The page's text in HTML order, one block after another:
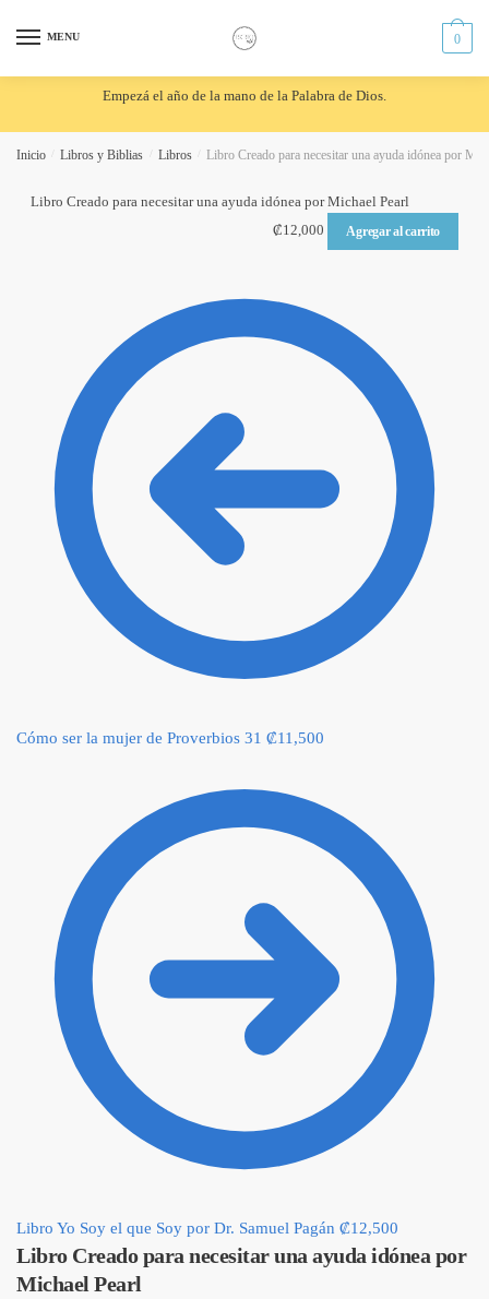
MENU 0
Empezá el año de la mano de la Palabra de Dios.
Inicio Libros y Biblias Libros Libro Creado para necesitar una ayuda idónea por
Libro Creado para necesitar una ayuda idónea por Michael Pearl
₡12,000 Agregar al carrito
Cómo ser la mujer de Proverbios 31 ₡11,500
Libro Yo Soy el que Soy por Dr. Samuel Pagán ₡12,500
Libro Creado para necesitar una ayuda idónea por
Michael Pearl